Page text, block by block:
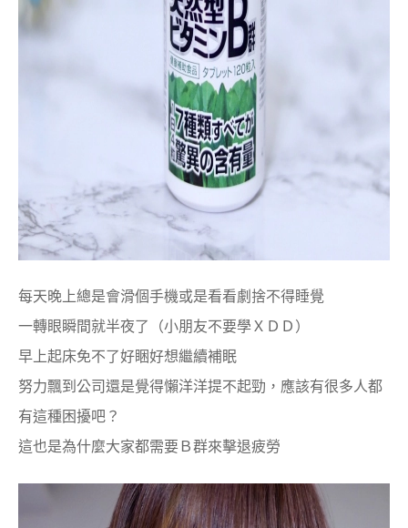
每天晚上總是會滑個手機或是看看劇捨不得睡覺
一轉眼瞬間就半夜了（小朋友不要學ＸＤＤ）
早上起床免不了好睏好想繼續補眠
努力飄到公司還是覺得懶洋洋提不起勁， 應該有很多人都
有這種困擾吧？
這也是為什麼大家都需要Ｂ群來擊退疲勞